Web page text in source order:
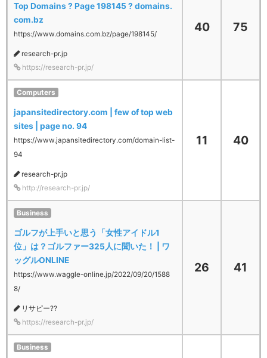
Top Domains ? Page 198145 ? domains.
com.bz
https://www.domains.com.bz/page/198145/
research-pr.jp
https://research-pr.jp/
40 75
Computers
japansitedirectory.com | few of top web
sites | page no. 94
https://www.japansitedirectory.com/domain-list-
94
research-pr.jp
http://research-pr.jp/
11 40
Business
ゴルフが上手いと思う「女性アイドル1
位」は？ゴルファー325人に聞いた！ | ワ
ッグルONLINE
https://www.waggle-online.jp/2022/09/20/1588
8/
リサピー??
https://research-pr.jp/
26 41
Business